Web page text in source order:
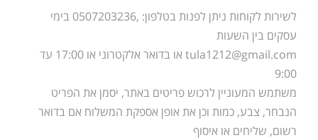
לשירות לקוחות ניתן לפנות בטלפון: ,0507203236 בימי
עסקים בין השעות
tula1212@gmail.com
או בדואר אלקטרוני או 17:00 עד
9:00
משתמש המעוניין לרכוש פריטים באתר, יסמן את הפריט
הנבחר, צבע, כמות וכן את אופן אספקת המשלוח אם בדואר
רשום, שליחים או איסוף